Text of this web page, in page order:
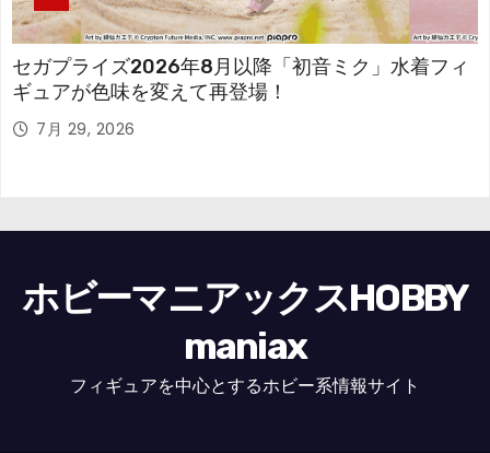
セガプライズ2026年8月以降「初音ミク」水着フィ
ギュアが色味を変えて再登場！
7月 29, 2026
ホビーマニアックスHOBBY
maniax
フィギュアを中心とするホビー系情報サイト